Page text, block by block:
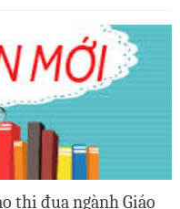
thi đua ngành Giáo